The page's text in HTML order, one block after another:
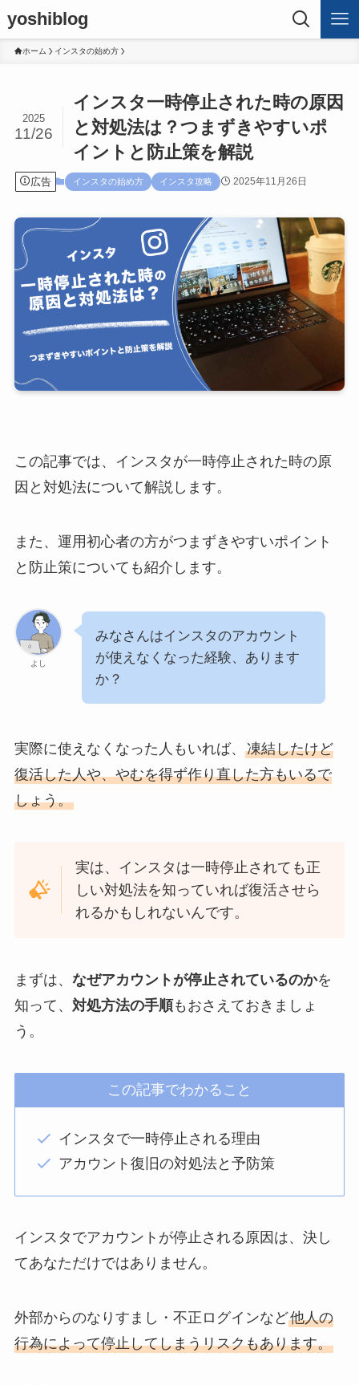
yoshiblog
ホーム インスタの始め方
インスタ一時停止された時の原因
と対処法は？つまずきやすいポ
イントと防止策を解説
2025
11/26
広告 インスタの始め方 インスタ攻略 2025年11月26日
この記事では、インスタが一時停止された時の原
因と対処法について解説します。
また、運用初心者の方がつまずきやすいポイント
と防止策についても紹介します。
よし
みなさんはインスタのアカウント
が使えなくなった経験、あります
か？
実際に使えなくなった人もいれば、 凍結したけど
復活した人や、やむを得ず作り直した方もいるで
しょう。
実は、インスタは一時停止されても正
しい対処法を知っていれば復活させら
れるかもしれないんです。
まずは、 なぜアカウントが停止されているのかを
知って、 対処方法の手順もおさえておきましょ
う。
この記事でわかること
インスタで一時停止される理由
アカウント復旧の対処法と予防策
インスタでアカウントが停止される原因は、決し
てあなただけではありません。
外部からのなりすまし・不正ログインなど他人の
行為によって停止してしまうリスクもあります。